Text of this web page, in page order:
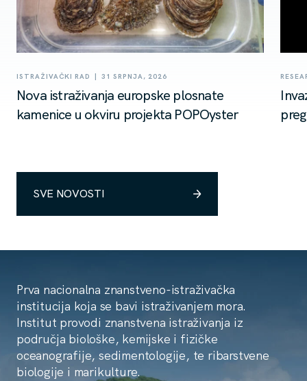
ISTRAŽIVAČKI RAD | 31 SRPNJA, 2026
Nova istraživanja europske plosnate
kamenice u okviru projekta POPOyster
SVE NOVOSTI
Prva nacionalna znanstveno-istraživačka
institucija koja se bavi istraživanjem mora.
Institut provodi znanstvena istraživanja iz
područja biološke, kemijske i fizičke
oceanografije, sedimentologije, te ribarstvene
biologije i marikulture.